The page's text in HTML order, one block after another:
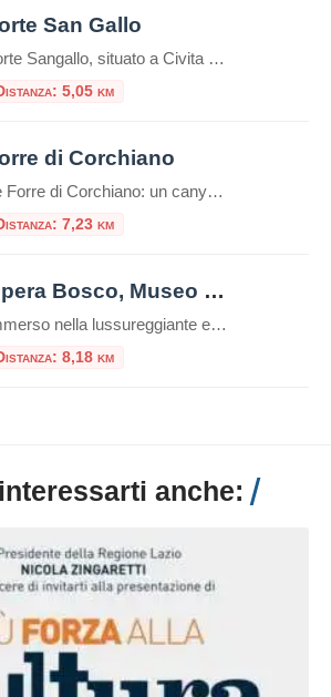
San Gallo
Forte Sangallo, situato a Civita Castellana nella provincia di Viterbo, è una delle più significative testimonianze dell’architettura militare rinascimentale in Italia. Commissionato da papa Alessandro VI Borgia nel 1495, il forte fu progettato da Antonio da Sangallo il Vecchio, esperto in fortificazioni “alla moderna” . Architettura e Funzione La fortezza presenta una pianta pentagonale irregolare, […]
5,05 km
di Corchiano
Le Forre di Corchiano: un canyon etrusco nel cuore della Tuscia Le Forre di Corchiano, situate nel territorio dell’omonimo borgo in provincia di Viterbo, rappresentano un paesaggio unico nel Lazio, dove natura, archeologia e storia si fondono in modo spettacolare. Si tratta di profonde gole di origine vulcanica, scavate nei millenni dai corsi d’acqua nel […]
7,23 km
Opera Bosco, Museo di Arte nella Natura
Immerso nella lussureggiante e selvaggia Valle del Treja, a pochi passi da uno dei borghi più magici d’Italia, Calcata, sorge un luogo unico dove la creatività umana e la natura dialogano in perfetta armonia: Opera Bosco, Museo di Arte nella Natura. Fondato nel 1996, questo museo a cielo aperto non è una semplice esposizione di […]
8,18 km
anche: